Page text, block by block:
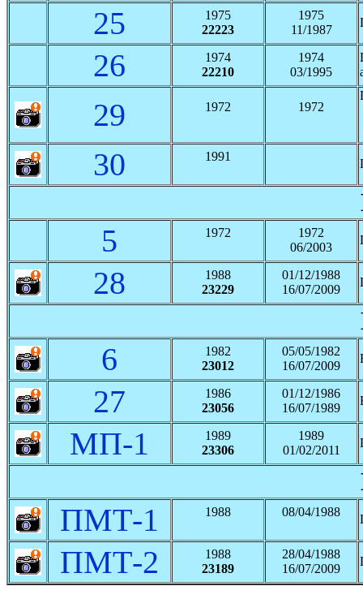
25
1975
22223
1975
11/1987
26
1974
22210
1974
03/1995
29 1972 1972
30 1991
5 1972
1972
06/2003
28
1988
23229
01/12/1988
16/07/2009
6
1982
23012
05/05/1982
16/07/2009
27
1986
23056
01/12/1986
16/07/1989
МП-1
1989
23306
1989
01/02/2011
ПМТ-1 1988 08/04/1988
ПМТ-2
1988
23189
28/04/1988
16/07/2009